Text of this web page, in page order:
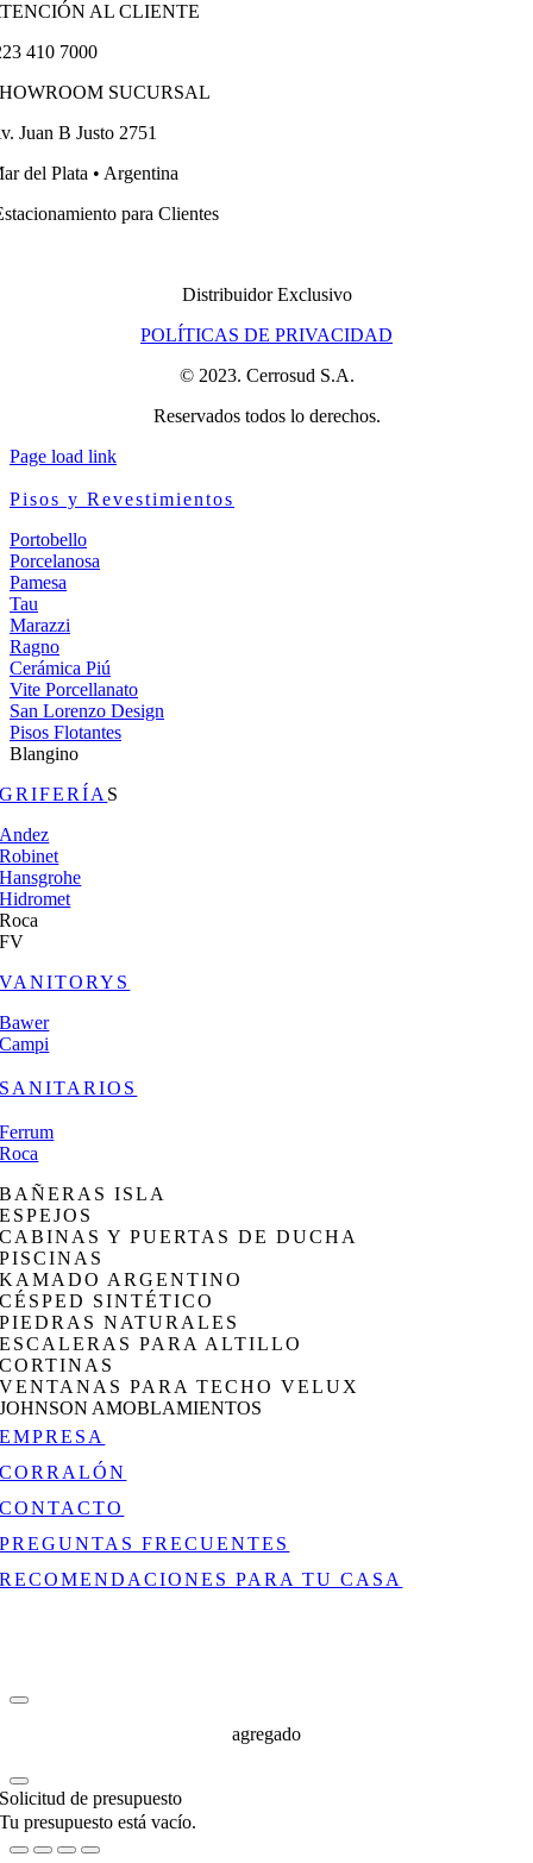
AL CLIENTE
410 7000
SUCURSAL
Juan B Justo 2751
del Plata • Argentina
para Clientes
Distribuidor Exclusivo
POLÍTICAS DE PRIVACIDAD
© 2023. Cerrosud S.A.
Reservados todos lo derechos.
Page load link
Pisos y Revestimientos
Portobello
Porcelanosa
Pamesa
Tau
Marazzi
Ragno
Cerámica Piú
Vite Porcellanato
San Lorenzo Design
Pisos Flotantes
Blangino
GRIFERÍA S
Andez
Robinet
Hansgrohe
Hidromet
Roca
FV
VANITORYS
Bawer
Campi
SANITARIOS
Ferrum
Roca
BAÑERAS ISLA
ESPEJOS
CABINAS Y PUERTAS DE DUCHA
PISCINAS
KAMADO ARGENTINO
CÉSPED SINTÉTICO
PIEDRAS NATURALES
ESCALERAS PARA ALTILLO
CORTINAS
VENTANAS PARA TECHO VELUX
JOHNSON AMOBLAMIENTOS
EMPRESA
CORRALÓN
CONTACTO
PREGUNTAS FRECUENTES
RECOMENDACIONES PARA TU CASA
agregado
Solicitud de presupuesto
Tu presupuesto está vacío.